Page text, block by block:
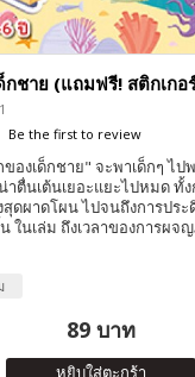
กชาย (แถมฟรี! สติกเกอ
Be the first to review
องเด็กชาย" จะพาเด็กๆ ไป
ตื่นเต้นเยอะแยะไปหมด ทั้ง
สุดผาดโผน ไปจนถึงการปร
ในเล่ม ถึงเวลาของการผ
89 บาท
หยิบใส่ตะกร้า